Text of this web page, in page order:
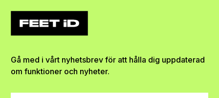
Gå med i vårt nyhetsbrev för att hålla dig uppdaterad
om funktioner och nyheter.